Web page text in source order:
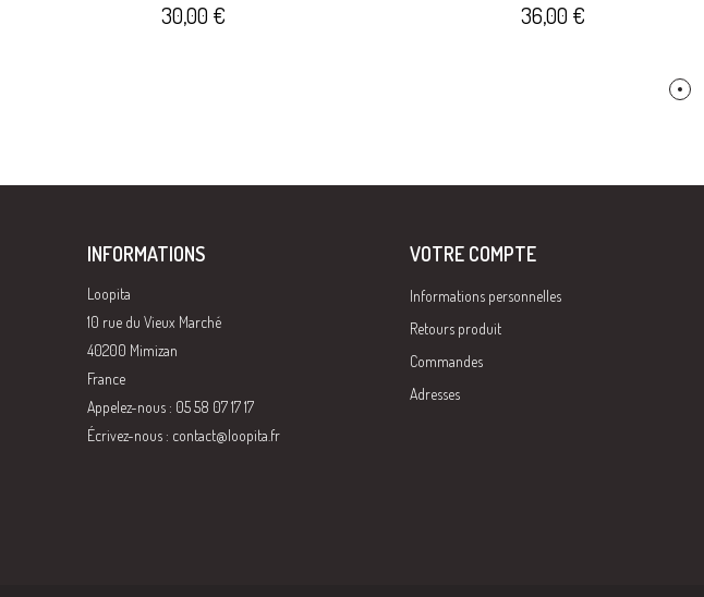
30,00 € 36,00 €
INFORMATIONS
Loopita
10 rue du Vieux Marché
40200 Mimizan
France
Appelez-nous : 05 58 07 17 17
Écrivez-nous : contact@loopita.fr
VOTRE COMPTE
Informations personnelles
Retours produit
Commandes
Adresses